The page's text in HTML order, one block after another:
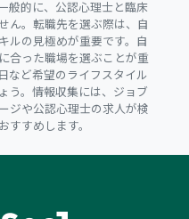
般的に、公認心理士と臨床
ん。転職先を選ぶ際は、自
ルの見極めが重要です。自
合った職場を選ぶことが重
など希望のライフスタイル
う。情報収集には、ジョブ
ジや公認心理士の求人が検
すめします。